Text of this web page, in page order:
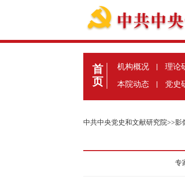
首
页
机构概况 | 理论
本院动态 | 党史
中共中央党史和文献研究院>>影
专